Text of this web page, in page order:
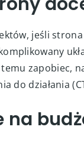
pozwoli
jeśli strona
zapobiec,